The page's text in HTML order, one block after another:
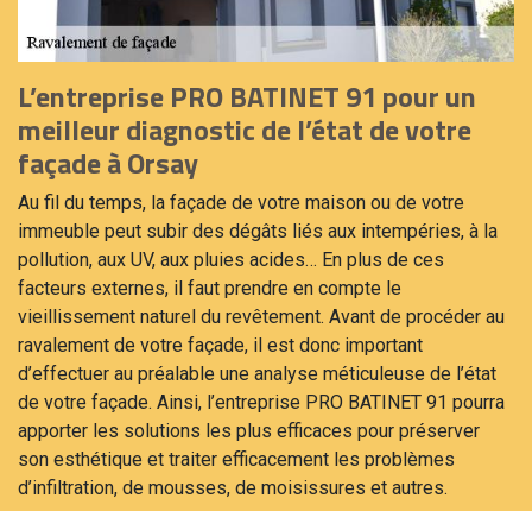
L’entreprise PRO BATINET 91 pour un
meilleur diagnostic de l’état de votre
façade à Orsay
Au fil du temps, la façade de votre maison ou de votre
immeuble peut subir des dégâts liés aux intempéries, à la
pollution, aux UV, aux pluies acides… En plus de ces
facteurs externes, il faut prendre en compte le
vieillissement naturel du revêtement. Avant de procéder au
ravalement de votre façade, il est donc important
d’effectuer au préalable une analyse méticuleuse de l’état
de votre façade. Ainsi, l’entreprise PRO BATINET 91 pourra
apporter les solutions les plus efficaces pour préserver
son esthétique et traiter efficacement les problèmes
d’infiltration, de mousses, de moisissures et autres.